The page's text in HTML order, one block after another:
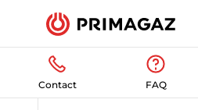
Contact FAQ